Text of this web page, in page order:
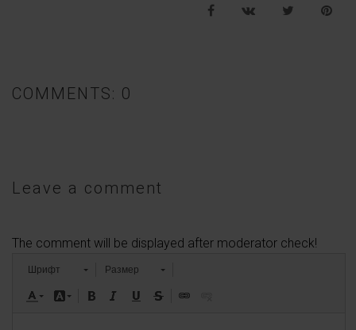
COMMENTS: 0
Leave a comment
The comment will be displayed after moderator check!
Шрифт Размер